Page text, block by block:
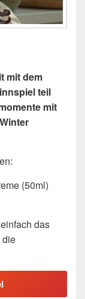
mit dem
teil
mit
(50ml)
das
die